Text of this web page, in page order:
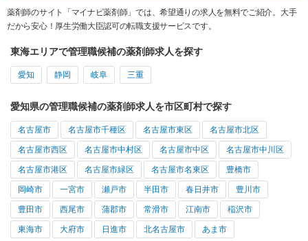
薬剤師のサイト「マイナビ薬剤師」では、希望通りの求人を無料でご紹介。大手
だから安心！厚生労働大臣認可の転職支援サービスです。
東海エリアで管理職候補の薬剤師求人を探す
愛知 静岡 岐阜 三重
愛知県の管理職候補の薬剤師求人を市区町村で探す
名古屋市 名古屋市千種区 名古屋市東区 名古屋市北区
名古屋市西区 名古屋市中村区 名古屋市中区 名古屋市中川区
名古屋市港区 名古屋市緑区 名古屋市名東区 豊橋市
岡崎市 一宮市 瀬戸市 半田市 春日井市 豊川市
豊田市 西尾市 蒲郡市 常滑市 江南市 稲沢市
東海市 大府市 日進市 北名古屋市 あま市